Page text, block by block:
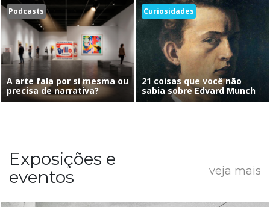
Podcasts
A arte fala por si mesma ou
precisa de narrativa?
Curiosidades
21 coisas que você não
sabia sobre Edvard Munch
Exposições e
eventos
veja mais